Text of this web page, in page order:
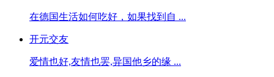
在德国生活如何吃好，如果找到自 ...
开元交友
爱情也好,友情也罢,异国他乡的缘 ...